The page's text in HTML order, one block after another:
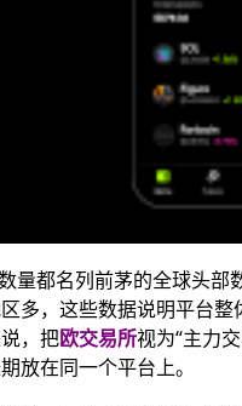
量都名列前茅的全球头
多，这些数据说明平台
，把欧交易所视为“主力
放在同一个平台上。